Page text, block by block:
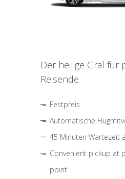
Der heilige Gral für
Reisende
Festpreis
Automatische
45 Minuten Wartezeit
Convenient pickup at
point